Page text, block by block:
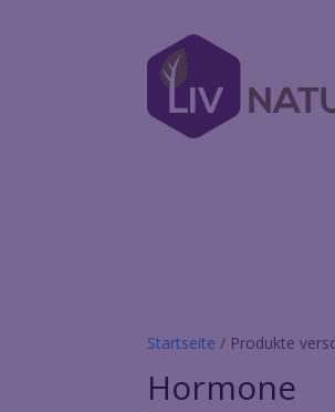
Startseite / Produkte
Hormone